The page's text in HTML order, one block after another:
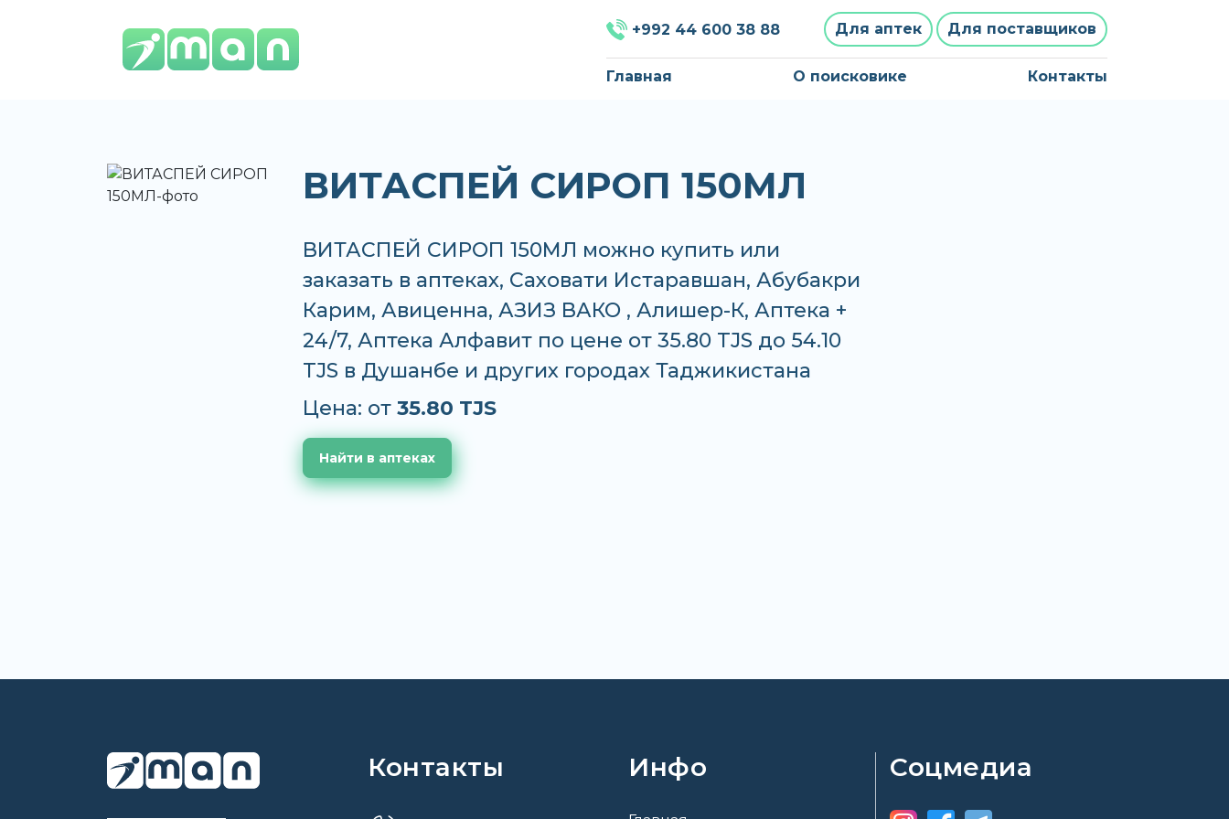
+992 44 600 38 88 Для аптек Для поставщиков
Главная О поисковике Контакты
ВИТАСПЕЙ СИРОП 150МЛ
ВИТАСПЕЙ СИРОП 150МЛ можно купить или
заказать в аптеках, Саховати Истаравшан, Абубакри
Карим, Авиценна, АЗИЗ ВАКО , Алишер-К, Аптека +
24/7, Аптека Алфавит по цене от 35.80 TJS до 54.10
TJS в Душанбе и других городах Таджикистана
Цена: от 35.80 TJS
Найти в аптеках
Контакты Инфо Соцмедиа